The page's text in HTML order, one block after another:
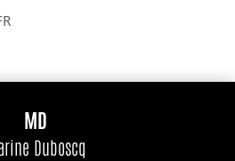
MD
Duboscq